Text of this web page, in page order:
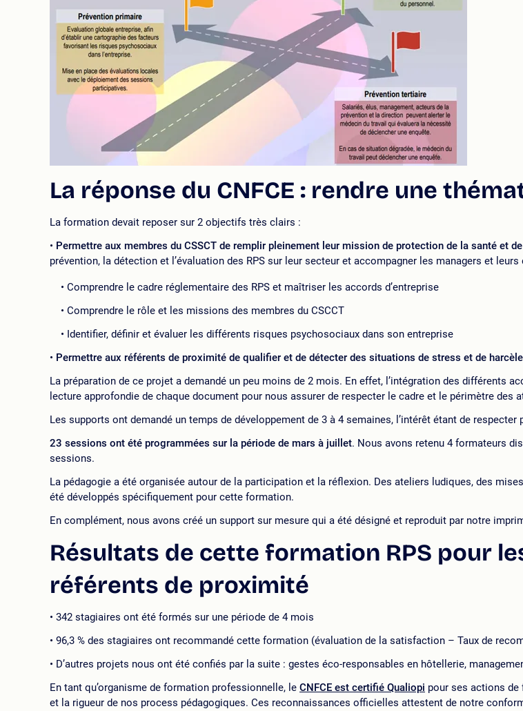
La réponse du CNFCE : rendre une
La formation devait reposer sur 2 objectifs très clairs :
Permettre aux membres du CSSCT de remplir pleinement leur mission de protection de la santé et
prévention, la détection et l’évaluation des RPS sur leur secteur et accompagner les managers et
Comprendre le cadre réglementaire des RPS et maîtriser les accords d’entreprise
Comprendre le rôle et les missions des membres du CSCCT
Identifier, définir et évaluer les différents risques psychosociaux dans son entreprise
Permettre aux référents de proximité de qualifier et de détecter des situations de stress et de
La préparation de ce projet a demandé un peu moins de 2 mois. En effet, l’intégration des différents
lecture approfondie de chaque document pour nous assurer de respecter le cadre et le périmètre
Les supports ont demandé un temps de développement de 3 à 4 semaines, l’intérêt étant de
23 sessions ont été programmées sur la période de mars à juillet. Nous avons retenu 4 formateurs
sessions.
La pédagogie a été organisée autour de la participation et la réflexion. Des ateliers ludiques, des
été développés spécifiquement pour cette formation.
En complément, nous avons créé un support sur mesure qui a été désigné et reproduit par notre
Résultats de cette formation RPS pour
référents de proximité
342 stagiaires ont été formés sur une période de 4 mois
96,3 % des stagiaires ont recommandé cette formation (évaluation de la satisfaction – Taux de
D’autres projets nous ont été confiés par la suite : gestes éco-responsables en hôtellerie,
En tant qu’organisme de formation professionnelle, le CNFCE est certifié Qualiopi pour ses actions
et la rigueur de nos process pédagogiques. Ces reconnaissances officielles attestent de notre